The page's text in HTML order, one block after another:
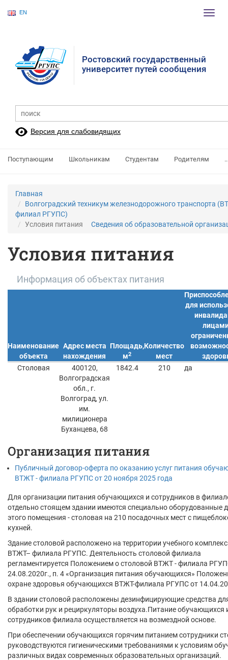
EN
Ростовский государственный
университет путей сообщения
Версия для слабовидящих
Поступающим Школьникам Студентам Родителям
Главная
Волгоградский техникум железнодорожного транспорта
филиал РГУПС)
Условия питания
Сведения об образовательной
Условия питания
Информация об объектах питания
Наименование
объекта
Адрес места
нахождения
Площадь,
м2
Количество
мест
для
Столовая
400120,
Волгоградская
обл., г.
Волгоград, ул.
им.
милиционера
Буханцева, 68
1842.4 210 да
Организация питания
Публичный договор-оферта по оказанию услуг питания
ВТЖТ - филиала РГУПС от 20 ноября 2025 года
Для организации питания обучающихся и сотрудников в
отдельно стоящем здании имеются специально оборудованные
этого помещения - столовая на 210 посадочных мест с
кухней.
Здание столовой расположено на территории учебного
ВТЖТ– филиала РГУПС. Деятельность столовой филиала
регламентируется Положением о столовой ВТЖТ - филиала
24.08.2020г., п. 4 «Организация питания обучающихся»
охране здоровья обучающихся ВТЖТ-филиала РГУПС от
В здании столовой расположены дезинфицирующие средства
обработки рук и рециркуляторы воздуха.Питание обучающихся
сотрудников филиала осуществляется на возмездной основе.
При обеспечении обучающихся горячим питанием сотрудники
руководствуются гигиеническими требованиями к условиям
различных видах современных образовательных организаций.